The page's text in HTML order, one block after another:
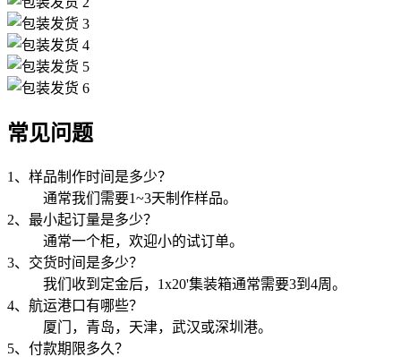
常见问题
1、样品制作时间是多少？
通常我们需要1~3天制作样品。
2、最小起订量是多少？
通常一个柜，欢迎小的试订单。
3、交货时间是多少？
我们收到定金后，1x20'集装箱通常需要3到4周。
4、航运港口有哪些？
厦门，青岛，天津，武汉或深圳港。
5、付款期限多久？